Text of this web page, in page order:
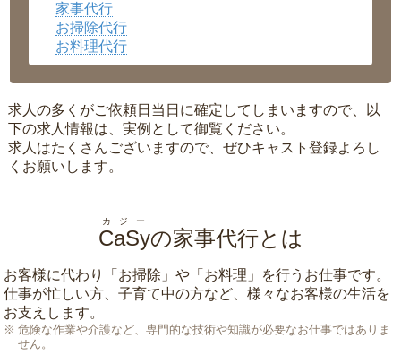
家事代行
お掃除代行
お料理代行
求人の多くがご依頼日当日に確定してしまいますので、以
下の求人情報は、実例として御覧ください。
求人はたくさんございますので、ぜひキャスト登録よろし
くお願いします。
CaSy
カジー
の家事代行とは
お客様に代わり「 お掃除 」や「 お料理 」を行うお仕事です。
仕事が忙しい方、子育て中の方など、様々なお客様の生活を
お支えします。
危険な作業や介護など、専門的な技術や知識が必要なお仕事ではありま
せん。